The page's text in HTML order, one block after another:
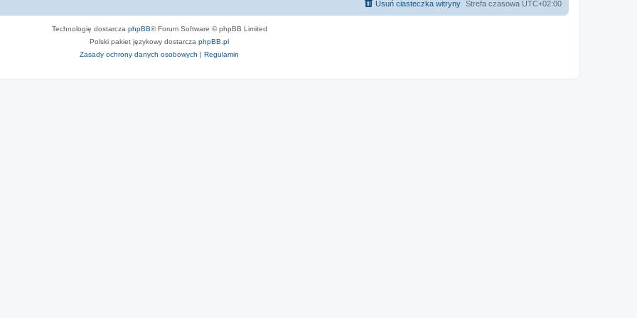
Strefa czasowa UTC+02:00
Usuń ciasteczka witryny
Technologię dostarcza phpBB® Forum Software © phpBB Limited
Polski pakiet językowy dostarcza phpBB.pl
Zasady ochrony danych osobowych | Regulamin